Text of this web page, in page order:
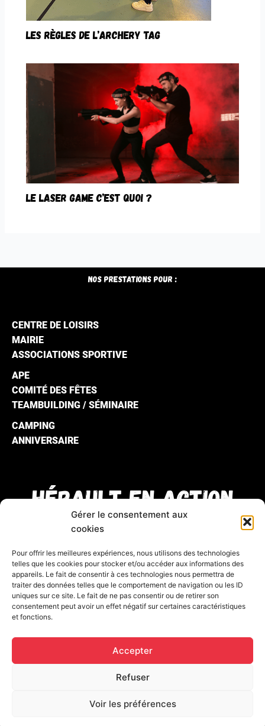
Gérer le consentement aux
cookies
Pour offrir les meilleures expériences, nous utilisons des technologies
telles que les cookies pour stocker et/ou accéder aux informations des
appareils. Le fait de consentir à ces technologies nous permettra de
traiter des données telles que le comportement de navigation ou les ID
uniques sur ce site. Le fait de ne pas consentir ou de retirer son
consentement peut avoir un effet négatif sur certaines caractéristiques
et fonctions.
Accepter
Refuser
Voir les préférences
LES RÈGLES DE L’ARCHERY TAG
LE LASER GAME C’EST QUOI ?
Nos prestations pour :
CENTRE DE LOISIRS
MAIRIE
ASSOCIATIONS SPORTIVE
APE
COMITÉ DES FÊTES
TEAMBUILDING / SÉMINAIRE
CAMPING
ANNIVERSAIRE
Hérault en Action
gabin@heraultenaction.fr
07.52.06.69.87